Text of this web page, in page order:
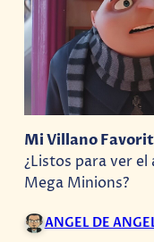
Mi Villano
¿Listos para ver
Mega Minions?
ANGEL DE